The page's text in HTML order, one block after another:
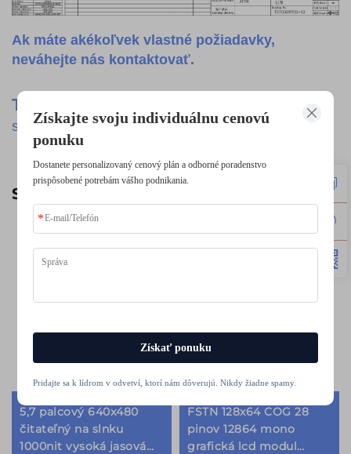
Ak máte akékoľvek vlastné požiadavky,
neváhejte nás kontaktovať.
TSD
s najlepšimi
službami.
SÚVISIACE VÝROBKY
5,7 palcový 640x480
čitateľný na slnku
1000nit vysoká jasová
FSTN 128x64 COG 28
pinov 12864 mono
grafická lcd modul
Získajte svoju individuálnu cenovú
ponuku
Dostanete personalizovaný cenový plán a odborné poradenstvo
prispôsobené potrebám vášho podnikania.
Získať ponuku
Pridajte sa k lídrom v odvetví, ktorí nám dôverujú. Nikdy žiadne spamy.